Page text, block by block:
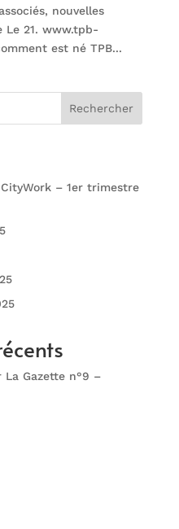
nouvelles
Le 21. www.tpb-
est né TPB...
Rechercher
– 1er trimestre
La Gazette n°9 –